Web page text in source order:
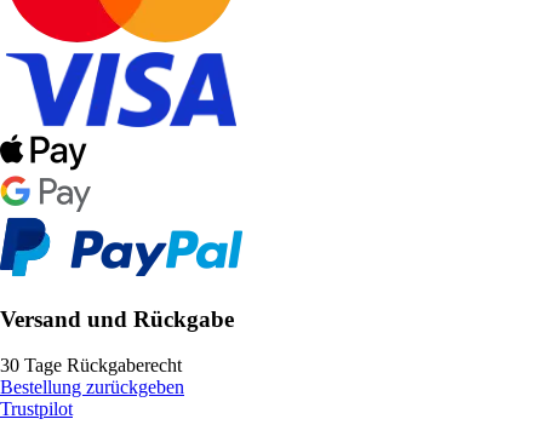
Versand und Rückgabe
30 Tage Rückgaberecht
Bestellung zurückgeben
Trustpilot